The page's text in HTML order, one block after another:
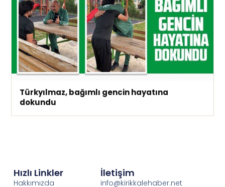
Türkyılmaz, bağımlı gencin hayatına
dokundu
Hızlı Linkler
Hakkımızda
İletişim
info@kirikkalehaber.net